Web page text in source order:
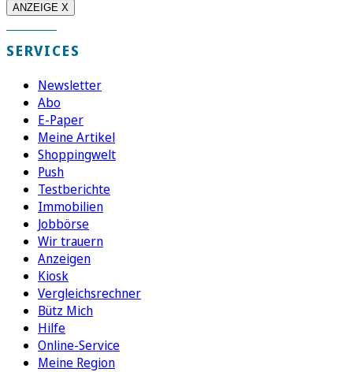
ANZEIGE X
SERVICES
Newsletter
Abo
E-Paper
Meine Artikel
Shoppingwelt
Push
Testberichte
Immobilien
Jobbörse
Wir trauern
Anzeigen
Kiosk
Vergleichsrechner
Bütz Mich
Hilfe
Online-Service
Meine Region